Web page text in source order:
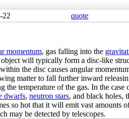
22 quote
momentum, gas falling into the
object will typically form a disc-like
the disc causes angular
matter to fall further inward
the temperature of the gas. In the case
dwarfs, neutron stars, and black holes,
so hot that it will emit vast amounts
may be detected by telescopes.